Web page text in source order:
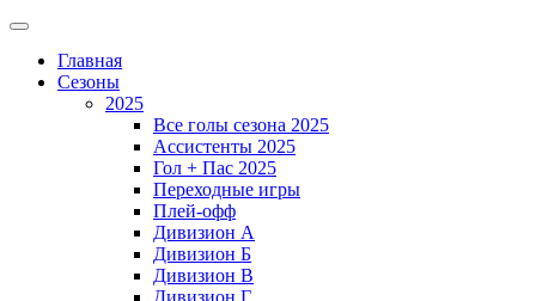
Главная
Сезоны
2025
Все голы сезона 2025
Ассистенты 2025
Гол + Пас 2025
Переходные игры
Плей-офф
Дивизион A
Дивизион Б
Дивизион В
Дивизион Г